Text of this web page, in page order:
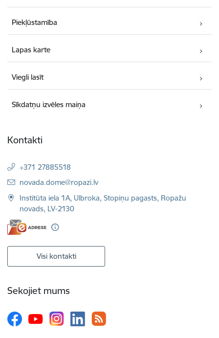
Piekļūstamība
Lapas karte
Viegli lasīt
Sīkdatņu izvēles maiņa
Kontakti
+371 27885518
E-pasts:
novada.dome@ropazi.lv
Institūta iela 1A, Ulbroka, Stopiņu pagasts, Ropažu
novads, LV-2130
Visi kontakti
Sekojiet mums